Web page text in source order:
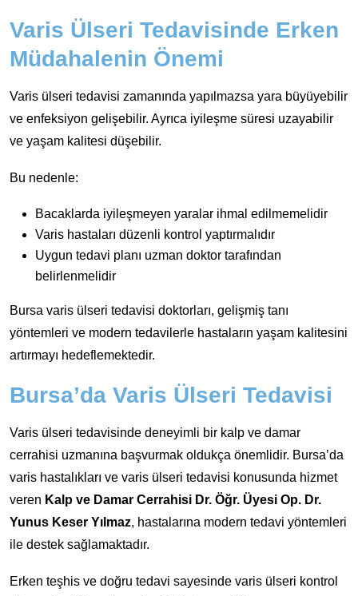
Varis Ülseri Tedavisinde Erken
Müdahalenin Önemi
Varis ülseri tedavisi zamanında yapılmazsa yara büyüyebilir
ve enfeksiyon gelişebilir. Ayrıca iyileşme süresi uzayabilir
ve yaşam kalitesi düşebilir.
Bu nedenle:
Bacaklarda iyileşmeyen yaralar ihmal edilmemelidir
Varis hastaları düzenli kontrol yaptırmalıdır
Uygun tedavi planı uzman doktor tarafından
belirlenmelidir
Bursa varis ülseri tedavisi doktorları, gelişmiş tanı
yöntemleri ve modern tedavilerle hastaların yaşam kalitesini
artırmayı hedeflemektedir.
Bursa’da Varis Ülseri Tedavisi
Varis ülseri tedavisinde deneyimli bir kalp ve damar
cerrahisi uzmanına başvurmak oldukça önemlidir. Bursa’da
varis hastalıkları ve varis ülseri tedavisi konusunda hizmet
veren Kalp ve Damar Cerrahisi Dr. Öğr. Üyesi Op. Dr.
Yunus Keser Yılmaz, hastalarına modern tedavi yöntemleri
ile destek sağlamaktadır.
Erken teşhis ve doğru tedavi sayesinde varis ülseri kontrol